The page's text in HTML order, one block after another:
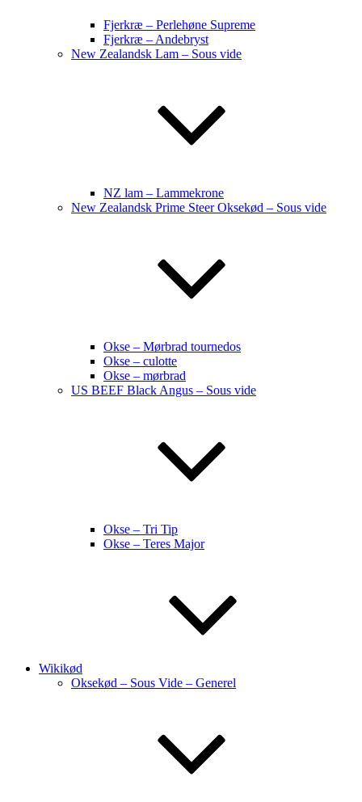
Fjerkræ – Perlehøne Supreme
Fjerkræ – Andebryst
New Zealandsk Lam – Sous vide
NZ lam – Lammekrone
New Zealandsk Prime Steer Oksekød – Sous vide
Okse – Mørbrad tournedos
Okse – culotte
Okse – mørbrad
US BEEF Black Angus – Sous vide
Okse – Tri Tip
Okse – Teres Major
Wikikød
Oksekød – Sous Vide – Generel